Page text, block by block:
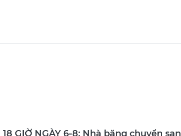
18 GIỜ NGÀY 6-8: Nhà băng chuyển